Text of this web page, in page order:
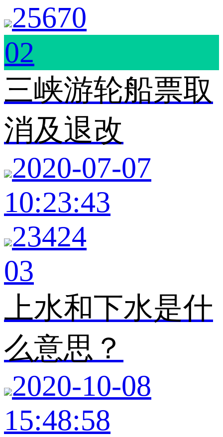
25670
02
三峡游轮船票取
消及退改
2020-07-07
10:23:43
23424
03
上水和下水是什
么意思？
2020-10-08
15:48:58